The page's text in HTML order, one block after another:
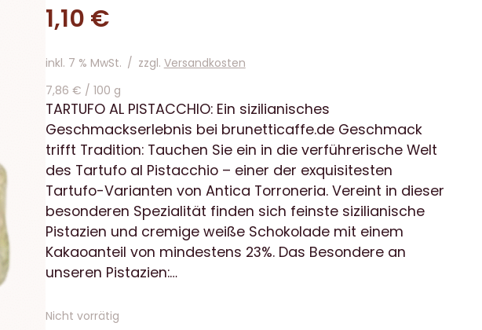
1,10 €
inkl. 7 % MwSt. / zzgl. Versandkosten
7,86 € / 100 g
TARTUFO AL PISTACCHIO: Ein sizilianisches
Geschmackserlebnis bei brunetticaffe.de Geschmack
trifft Tradition: Tauchen Sie ein in die verführerische Welt
des Tartufo al Pistacchio – einer der exquisitesten
Tartufo-Varianten von Antica Torroneria. Vereint in dieser
besonderen Spezialität finden sich feinste sizilianische
Pistazien und cremige weiße Schokolade mit einem
Kakaoanteil von mindestens 23%. Das Besondere an
unseren Pistazien:…
Nicht vorrätig